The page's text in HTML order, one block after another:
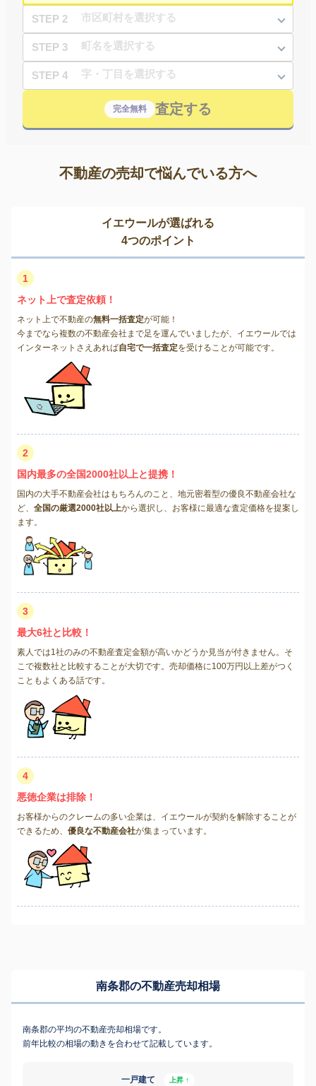
STEP 2
STEP 3
STEP 4
完全無料 査定する
不動産の売却で悩んでいる方へ
イエウールが選ばれる
4つのポイント
1
ネット上で査定依頼！
ネット上で不動産の無料一括査定が可能！
今までなら複数の不動産会社まで足を運んでいましたが、イエウールでは
インターネットさえあれば自宅で一括査定を受けることが可能です。
2
国内最多の全国2000社以上と提携！
国内の大手不動産会社はもちろんのこと、地元密着型の優良不動産会社な
ど、 全国の厳選2000社以上から選択し、お客様に最適な査定価格を提案し
ます。
3
最大6社と比較！
素人では1社のみの不動産査定金額が高いかどうか見当が付きません。そ
こで複数社と比較することが大切です。売却価格に100万円以上差がつく
こともよくある話です。
4
悪徳企業は排除！
お客様からのクレームの多い企業は、イエウールが契約を解除することが
できるため、 優良な不動産会社が集まっています。
南条郡の不動産売却相場
南条郡の平均の不動産売却相場です。
前年比較の相場の動きを合わせて記載しています。
一戸建て 上昇 ↑